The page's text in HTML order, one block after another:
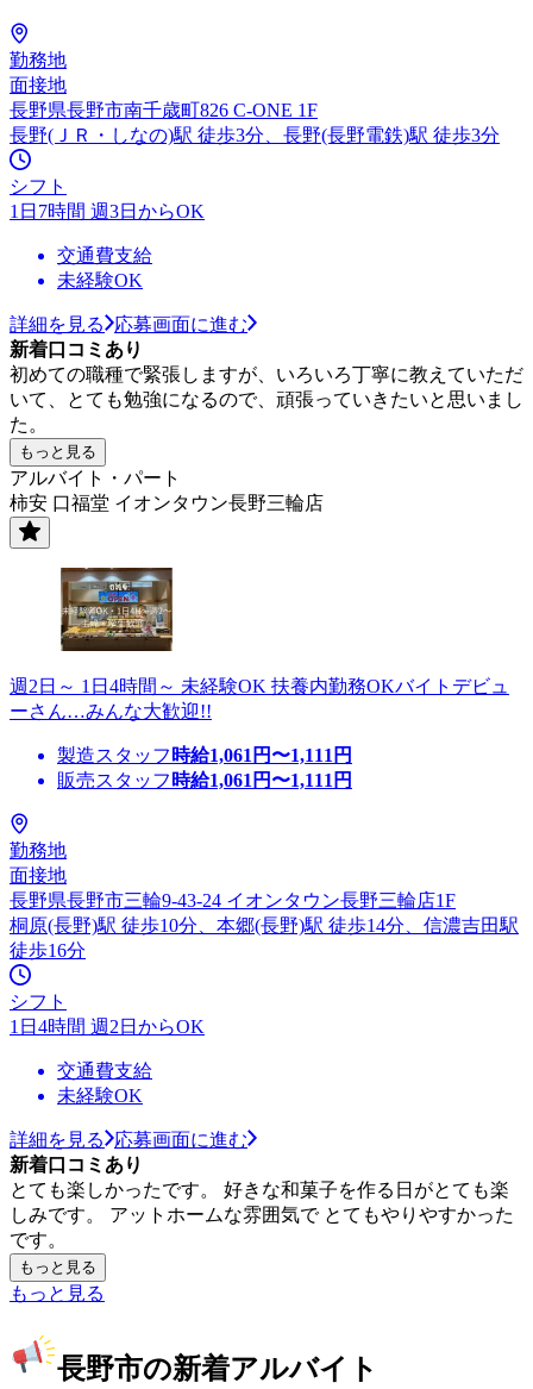
勤務地
面接地
長野県長野市南千歳町826 C-ONE 1F
長野(ＪＲ・しなの)駅 徒歩3分、長野(長野電鉄)駅 徒歩3分
シフト
1日7時間 週3日からOK
交通費支給
未経験OK
詳細を見る
応募画面に進む
新着口コミあり
初めての職種で緊張しますが、いろいろ丁寧に教えていただ
いて、とても勉強になるので、頑張っていきたいと思いまし
た。
もっと見る
アルバイト・パート
柿安 口福堂 イオンタウン長野三輪店
週2日～ 1日4時間～ 未経験OK 扶養内勤務OKバイトデビュ
ーさん…みんな大歓迎!!
製造スタッフ 時給1,061 円〜1,111 円
販売スタッフ 時給1,061 円〜1,111 円
勤務地
面接地
長野県長野市三輪9-43-24 イオンタウン長野三輪店1F
桐原(長野)駅 徒歩10分、本郷(長野)駅 徒歩14分、信濃吉田駅
徒歩16分
シフト
1日4時間 週2日からOK
交通費支給
未経験OK
詳細を見る
応募画面に進む
新着口コミあり
とても楽しかったです。 好きな和菓子を作る日がとても楽
しみです。 アットホームな雰囲気で とてもやりやすかった
です。
もっと見る
もっと見る
長野市の新着アルバイト